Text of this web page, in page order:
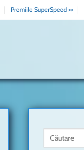
Premiile SuperSpeed >>